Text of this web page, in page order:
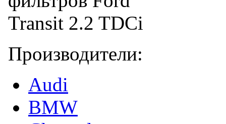
Производители:
Audi
BMW